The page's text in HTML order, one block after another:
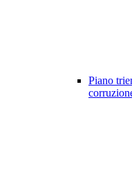
Piano